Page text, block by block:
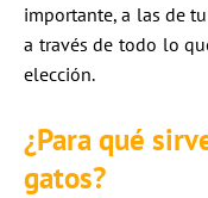
importante, a las de
a través de todo lo
elección.
¿Para qué
gatos?